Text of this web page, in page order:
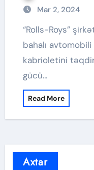
Mar 2, 2024
“Rolls-Roys” şirkəti hazırda dünyanın ən
bahalı
kabrioletini
gücü…
Read More
Axtar